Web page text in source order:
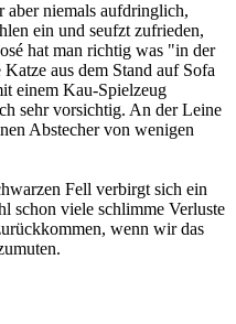
aber niemals aufdringlich,
ein und seufzt zufrieden,
hat man richtig was "in der
aus dem Stand auf Sofa
einem Kau-Spielzeug
sehr vorsichtig. An der Leine
Abstecher von wenigen
Fell verbirgt sich ein
schon viele schlimme Verluste
wenn wir das